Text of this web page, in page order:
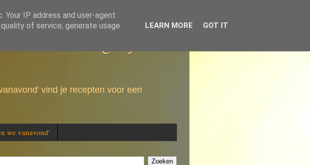
voor de dagelijkse
vind je recepten voor een
we vanavond'
IP address and user-agent
of service, generate usage
LEARN MORE GOT IT